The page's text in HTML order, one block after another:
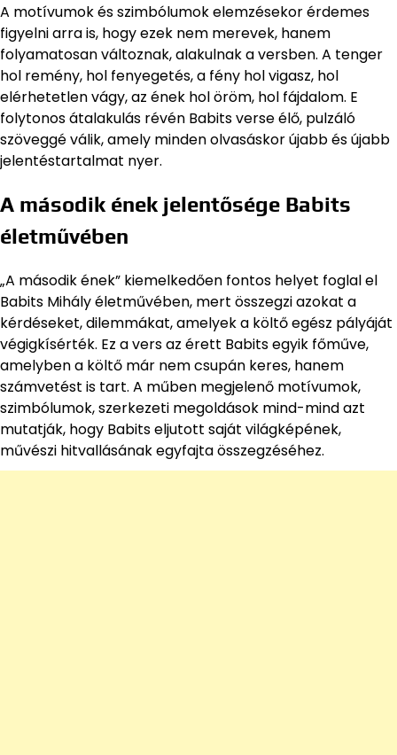
A motívumok és szimbólumok elemzésekor érdemes
figyelni arra is, hogy ezek nem merevek, hanem
folyamatosan változnak, alakulnak a versben. A tenger
hol remény, hol fenyegetés, a fény hol vigasz, hol
elérhetetlen vágy, az ének hol öröm, hol fájdalom. E
folytonos átalakulás révén Babits verse élő, pulzáló
szöveggé válik, amely minden olvasáskor újabb és újabb
jelentéstartalmat nyer.
A második ének jelentősége Babits
életművében
„A második ének” kiemelkedően fontos helyet foglal el
Babits Mihály életművében, mert összegzi azokat a
kérdéseket, dilemmákat, amelyek a költő egész pályáját
végigkísérték. Ez a vers az érett Babits egyik főműve,
amelyben a költő már nem csupán keres, hanem
számvetést is tart. A műben megjelenő motívumok,
szimbólumok, szerkezeti megoldások mind-mind azt
mutatják, hogy Babits eljutott saját világképének,
művészi hitvallásának egyfajta összegzéséhez.